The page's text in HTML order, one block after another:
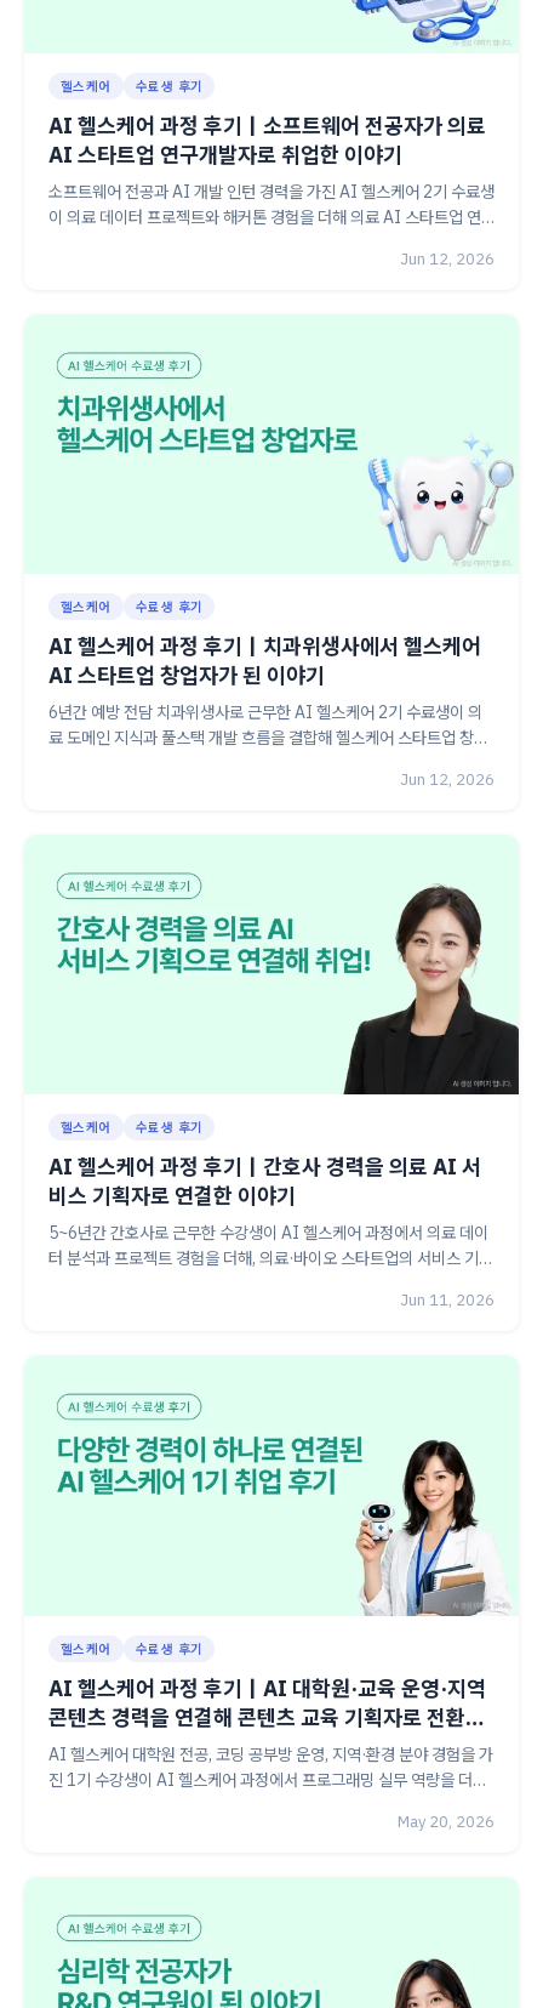
헬스케어 수료생 후기
AI 헬스케어 과정 후기｜소프트웨어 전공자가 의료
AI 스타트업 연구개발자로 취업한 이야기
소프트웨어 전공과 AI 개발 인턴 경력을 가진 AI 헬스케어 2기 수료생
이 의료 데이터 프로젝트와 해커톤 경험을 더해 의료 AI 스타트업 연
프로젝트와 정부과제 선정 의료 AI 모델 고도화 업무까지 정리했습니
Jun 12, 2026
헬스케어 수료생 후기
AI 헬스케어 과정 후기｜치과위생사에서 헬스케어
AI 스타트업 창업자가 된 이야기
6년간 예방 전담 치과위생사로 근무한 AI 헬스케어 2기 수료생이 의
료 도메인 지식과 풀스택 개발 흐름을 결합해 헬스케어 스타트업 창업
의 과정과 AI 케어 에이전트 솔루션 개발 경험을 담았습니다.Jun 12, 2026
헬스케어 수료생 후기
AI 헬스케어 과정 후기｜간호사 경력을 의료 AI 서
비스 기획자로 연결한 이야기
5~6년간 간호사로 근무한 수강생이 AI 헬스케어 과정에서 의료 데이
터 분석과 프로젝트 경험을 더해, 의료·바이오 스타트업의 서비스 기획
Jun 11, 2026
헬스케어 수료생 후기
AI 헬스케어 과정 후기｜AI 대학원·교육 운영·지역
콘텐츠 경력을 연결해 콘텐츠 교육 기획자로 전환한
방법
AI 헬스케어 대학원 전공, 코딩 공부방 운영, 지역·환경 분야 경험을 가
진 1기 수강생이 AI 헬스케어 과정에서 프로그래밍 실무 역량을 더해
May 20, 2026